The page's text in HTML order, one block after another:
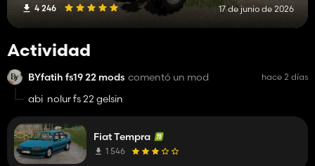
4 246 17 de junio de 2026
Actividad
BYfatih fs19 22 mods comentó un mod hace 2 días
abi nolur fs 22 gelsin
Fiat Tempra
1 546